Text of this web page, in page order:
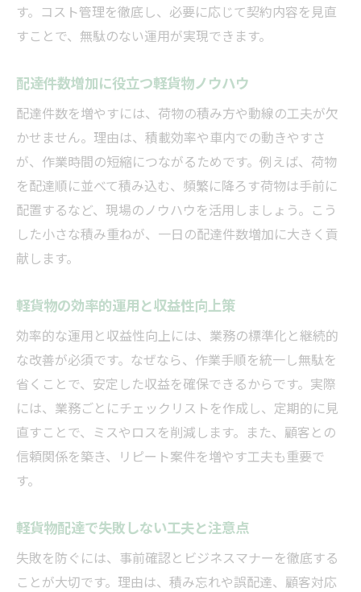
す。コスト管理を徹底し、必要に応じて契約内容を見直
すことで、無駄のない運用が実現できます。
配達件数増加に役立つ軽貨物ノウハウ
配達件数を増やすには、荷物の積み方や動線の工夫が欠
かせません。理由は、積載効率や車内での動きやすさ
が、作業時間の短縮につながるためです。例えば、荷物
を配達順に並べて積み込む、頻繁に降ろす荷物は手前に
配置するなど、現場のノウハウを活用しましょう。こう
した小さな積み重ねが、一日の配達件数増加に大きく貢
献します。
軽貨物の効率的運用と収益性向上策
効率的な運用と収益性向上には、業務の標準化と継続的
な改善が必須です。なぜなら、作業手順を統一し無駄を
省くことで、安定した収益を確保できるからです。実際
には、業務ごとにチェックリストを作成し、定期的に見
直すことで、ミスやロスを削減します。また、顧客との
信頼関係を築き、リピート案件を増やす工夫も重要で
す。
軽貨物配達で失敗しない工夫と注意点
失敗を防ぐには、事前確認とビジネスマナーを徹底する
ことが大切です。理由は、積み忘れや誤配達、顧客対応